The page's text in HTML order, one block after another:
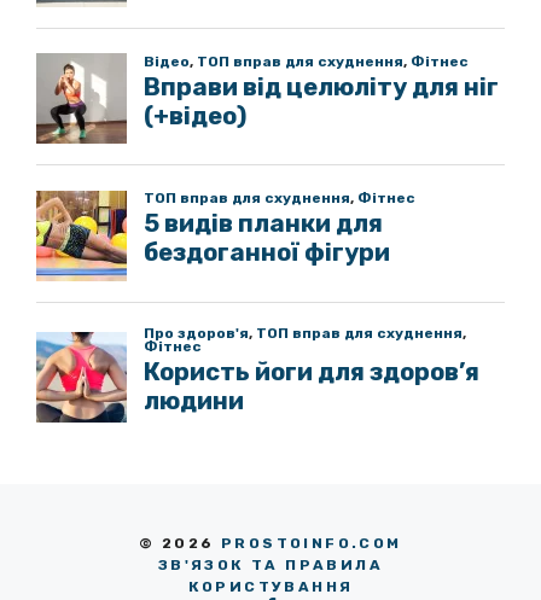
© 2026 PROSTOINFO.COM
ЗВ'ЯЗОК ТА ПРАВИЛА
КОРИСТУВАННЯ